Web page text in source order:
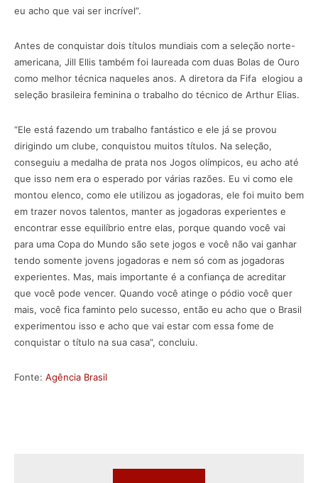
eu acho que vai ser incrível”.
Antes de conquistar dois títulos mundiais com a seleção norte-
americana, Jill Ellis também foi laureada com duas Bolas de Ouro
como melhor técnica naqueles anos. A diretora da Fifa elogiou a
seleção brasileira feminina o trabalho do técnico de Arthur Elias.
“Ele está fazendo um trabalho fantástico e ele já se provou
dirigindo um clube, conquistou muitos títulos. Na seleção,
conseguiu a medalha de prata nos Jogos olímpicos, eu acho até
que isso nem era o esperado por várias razões. Eu vi como ele
montou elenco, como ele utilizou as jogadoras, ele foi muito bem
em trazer novos talentos, manter as jogadoras experientes e
encontrar esse equilíbrio entre elas, porque quando você vai
para uma Copa do Mundo são sete jogos e você não vai ganhar
tendo somente jovens jogadoras e nem só com as jogadoras
experientes. Mas, mais importante é a confiança de acreditar
que você pode vencer. Quando você atinge o pódio você quer
mais, você fica faminto pelo sucesso, então eu acho que o Brasil
experimentou isso e acho que vai estar com essa fome de
conquistar o título na sua casa”, concluiu.
Fonte: Agência Brasil